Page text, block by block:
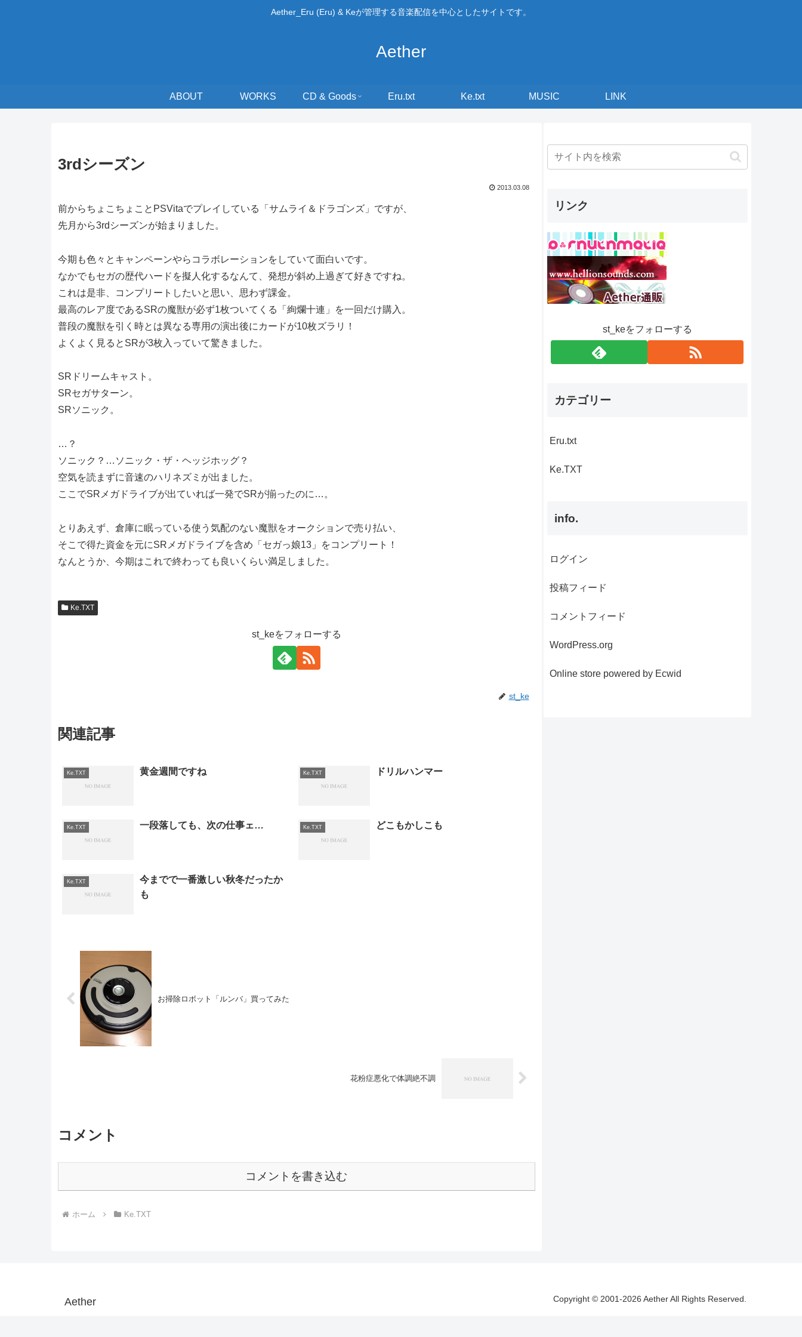
Aether_Eru (Eru) & Keが管理する音楽配信を中心としたサイトです。
Aether
ABOUT WORKS CD & Goods Eru.txt Ke.txt MUSIC LINK
3rdシーズン
2013.03.08
前からちょこちょことPSVitaでプレイしている「サムライ＆ドラゴンズ」ですが、
先月から3rdシーズンが始まりました。
今期も色々とキャンペーンやらコラボレーションをしていて面白いです。
なかでもセガの歴代ハードを擬人化するなんて、発想が斜め上過ぎて好きですね。
これは是非、コンプリートしたいと思い、思わず課金。
最高のレア度であるSRの魔獣が必ず1枚ついてくる「絢爛十連」を一回だけ購入。
普段の魔獣を引く時とは異なる専用の演出後にカードが10枚ズラリ！
よくよく見るとSRが3枚入っていて驚きました。
SRドリームキャスト。
SRセガサターン。
SRソニック。
…？
ソニック？…ソニック・ザ・ヘッジホッグ？
空気を読まずに音速のハリネズミが出ました。
ここでSRメガドライブが出ていれば一発でSRが揃ったのに…。
とりあえず、倉庫に眠っている使う気配のない魔獣をオークションで売り払い、
そこで得た資金を元にSRメガドライブを含め「セガっ娘13」をコンプリート！
なんとうか、今期はこれで終わっても良いくらい満足しました。
Ke.TXT
st_keをフォローする
st_ke
関連記事
Ke.TXT 黄金週間ですね Ke.TXT ドリルハンマー
Ke.TXT 一段落しても、次の仕事ェ… Ke.TXT どこもかしこも
Ke.TXT
今までで一番激しい秋冬だったか
も
お掃除ロボット「ルンバ」買ってみた
花粉症悪化で体調絶不調
コメント
コメントを書き込む
ホーム Ke.TXT
リンク
st_keをフォローする
カテゴリー
Eru.txt
Ke.TXT
info.
ログイン
投稿フィード
コメントフィード
WordPress.org
Online store powered by Ecwid
Aether Copyright © 2001-2026 Aether All Rights Reserved.